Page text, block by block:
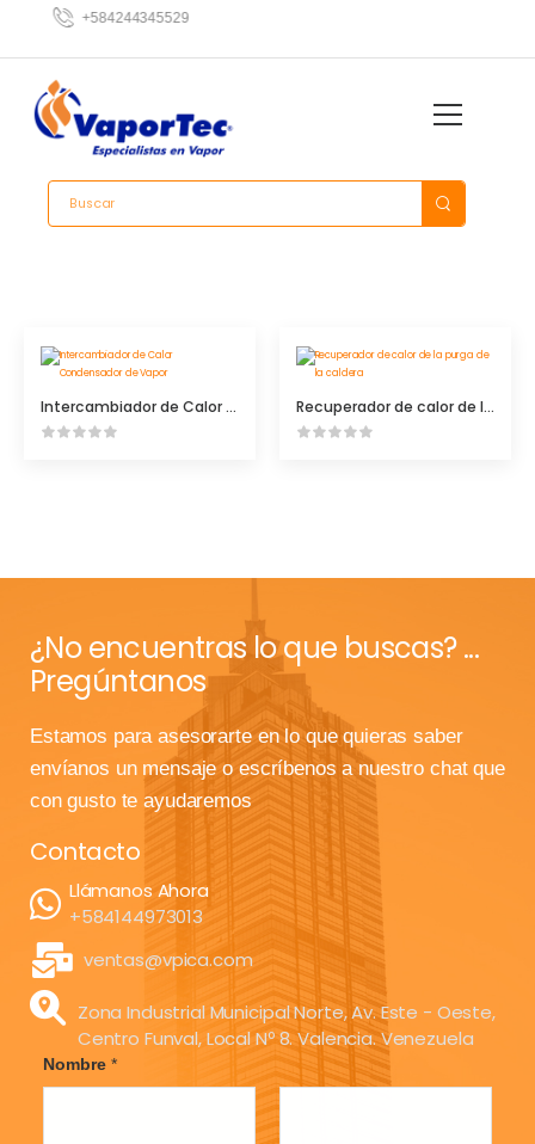
+584244345529
Intercambiador de Calor Condensador de Vapor Recuperador de calor de la purga de la caldera
¿No encuentras lo que buscas? ...
Pregúntanos
Estamos para asesorarte en lo que quieras saber
envíanos un mensaje o escríbenos a nuestro chat que
con gusto te ayudaremos
Contacto
Llámanos Ahora
+584144973013
ventas@vpica.com
Zona Industrial Municipal Norte, Av. Este - Oeste,
Centro Funval, Local Nº 8. Valencia. Venezuela
Nombre *